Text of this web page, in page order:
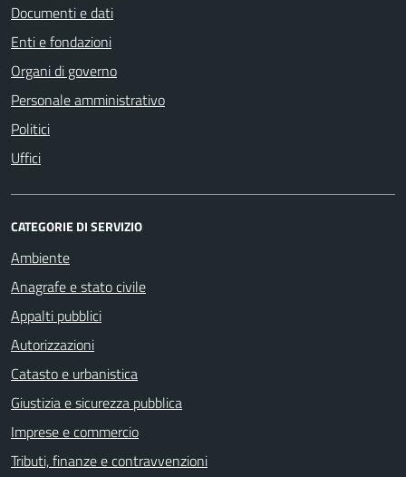
Documenti e dati
Enti e fondazioni
Organi di governo
Personale amministrativo
Politici
Uffici
CATEGORIE DI SERVIZIO
Ambiente
Anagrafe e stato civile
Appalti pubblici
Autorizzazioni
Catasto e urbanistica
Giustizia e sicurezza pubblica
Imprese e commercio
Tributi, finanze e contravvenzioni